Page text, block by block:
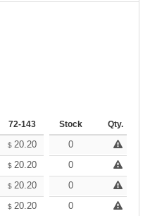
72-143 144-287 288 + More
Stock Qty.
$ 20.20 19.54
0
$ 20.20 19.54
0
$ 20.20 19.54
0
$ 20.20 19.54
0